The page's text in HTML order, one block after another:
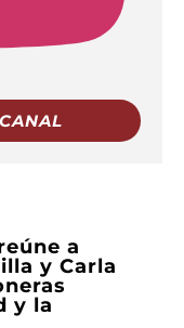
a
y Carla
y la